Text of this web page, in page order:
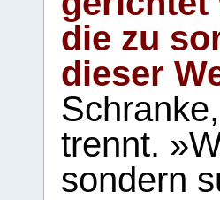
die zu
dieser
trennt.
sondern